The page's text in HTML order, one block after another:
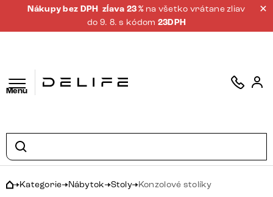
Nákupy bez DPH zĺava 23 % na všetko vrátane zliav
do 9. 8. s kódom 23DPH
Menu
Kategorie Nábytok Stoly Konzolové stolíky